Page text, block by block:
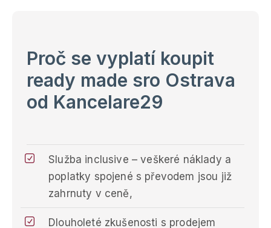
Proč se vyplatí koupit
ready made sro Ostrava
od Kancelare29
Služba inclusive – veškeré náklady a
poplatky spojené s převodem jsou již
zahrnuty v ceně,
Dlouholeté zkušenosti s prodejem